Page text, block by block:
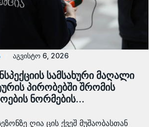
აგვისტო 6, 2026
სამსახური მაღალი
პირობებში შრომის
ნორმების…
ღია ცის ქვეშ მუშაობასთან